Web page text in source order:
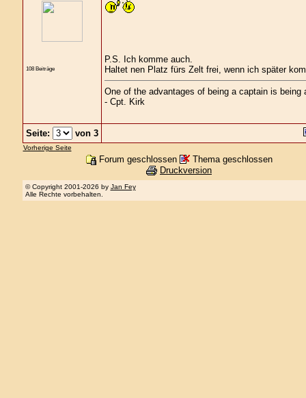
108 Beiträge
P.S. Ich komme auch.
Haltet nen Platz fürs Zelt frei, wenn ich später
One of the advantages of being a captain is
- Cpt. Kirk
Seite: von 3
Vorherige Seite
Forum geschlossen
Thema geschlossen
Druckversion
© Copyright 2001-2026 by Jan Fey
Alle Rechte vorbehalten.